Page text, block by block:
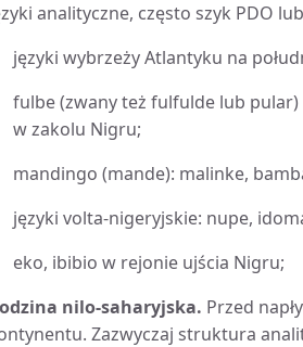
analityczne, często szyk PDO
języki wybrzeży Atlantyku na
fulbe (zwany też fulfulde lub
w zakolu Nigru;
mandingo (mande): malinke,
języki volta-nigeryjskie: nupe,
eko, ibibio w rejonie ujścia Nigru;
nilo-saharyjska. Przed
Zazwyczaj struktura